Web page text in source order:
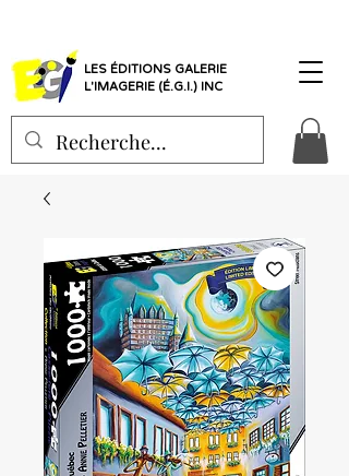
LES ÉDITIONS GALERIE
L'IMAGERIE (É.G.I.) INC